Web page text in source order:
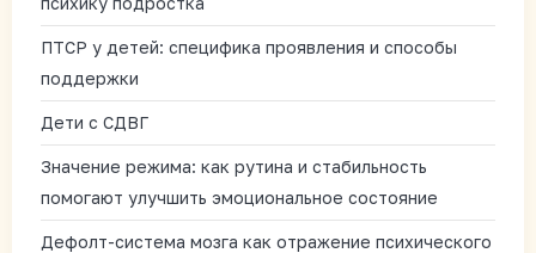
ПТСР у детей: специфика проявления и способы
поддержки
Дети с СДВГ
Значение режима: как рутина и стабильность
помогают улучшить эмоциональное состояние
Дефолт-система мозга как отражение психического